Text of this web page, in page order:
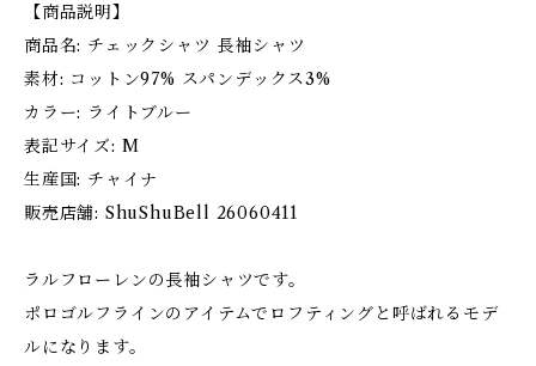
【商品説明】
商品名: チェックシャツ 長袖シャツ
素材: コットン97% スパンデックス3%
カラー: ライトブルー
表記サイズ: M
生産国: チャイナ
販売店舗: ShuShuBell 26060411
ラルフローレンの長袖シャツです。
ポロゴルフラインのアイテムでロフティングと呼ばれるモデ
ルになります。